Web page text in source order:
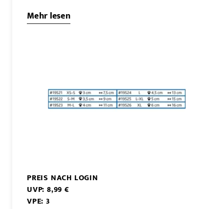
Mehr lesen
PREIS NACH LOGIN
UVP: 8,99 €
VPE: 3